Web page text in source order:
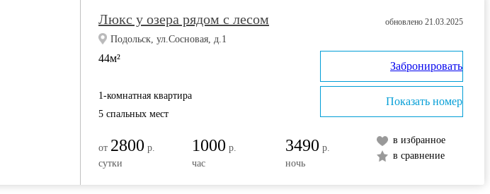
Люкс у озера рядом с лесом
Подольск, ул.Сосновая, д.1
44м²
1-комнатная квартира
5 спальных мест
от 2800 р.
сутки
1000 р.
час
3490 р.
ночь
обновлено 21.03.2025
в избранное
в сравнение
Забронировать
Показать номер